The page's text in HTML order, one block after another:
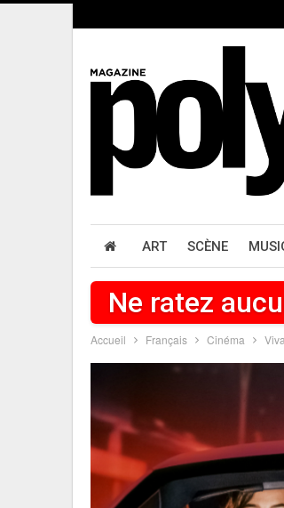
ART SCÈNE
Ne ratez
Accueil Français Cinéma